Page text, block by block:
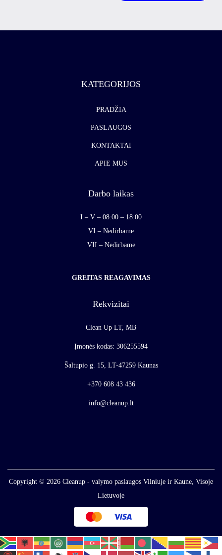
KATEGORIJOS
PRADŽIA
PASLAUGOS
KONTAKTAI
APIE MUS
Darbo laikas
I – V – 08:00 – 18:00
VI – Nedirbame
VII – Nedirbame
GREITAS REAGAVIMAS
Rekvizitai
Clean Up LT, MB
Įmonės kodas: 306255594
Šaltupio g. 15, LT-47259 Kaunas
+370 608 43 436
info@cleanup.lt
Copyright © 2026 Cleanup - valymo paslaugos Vilniuje ir Kaune, Visoje
Lietuvoje